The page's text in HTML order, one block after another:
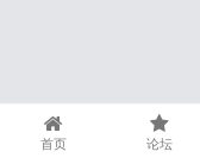
首页 论坛